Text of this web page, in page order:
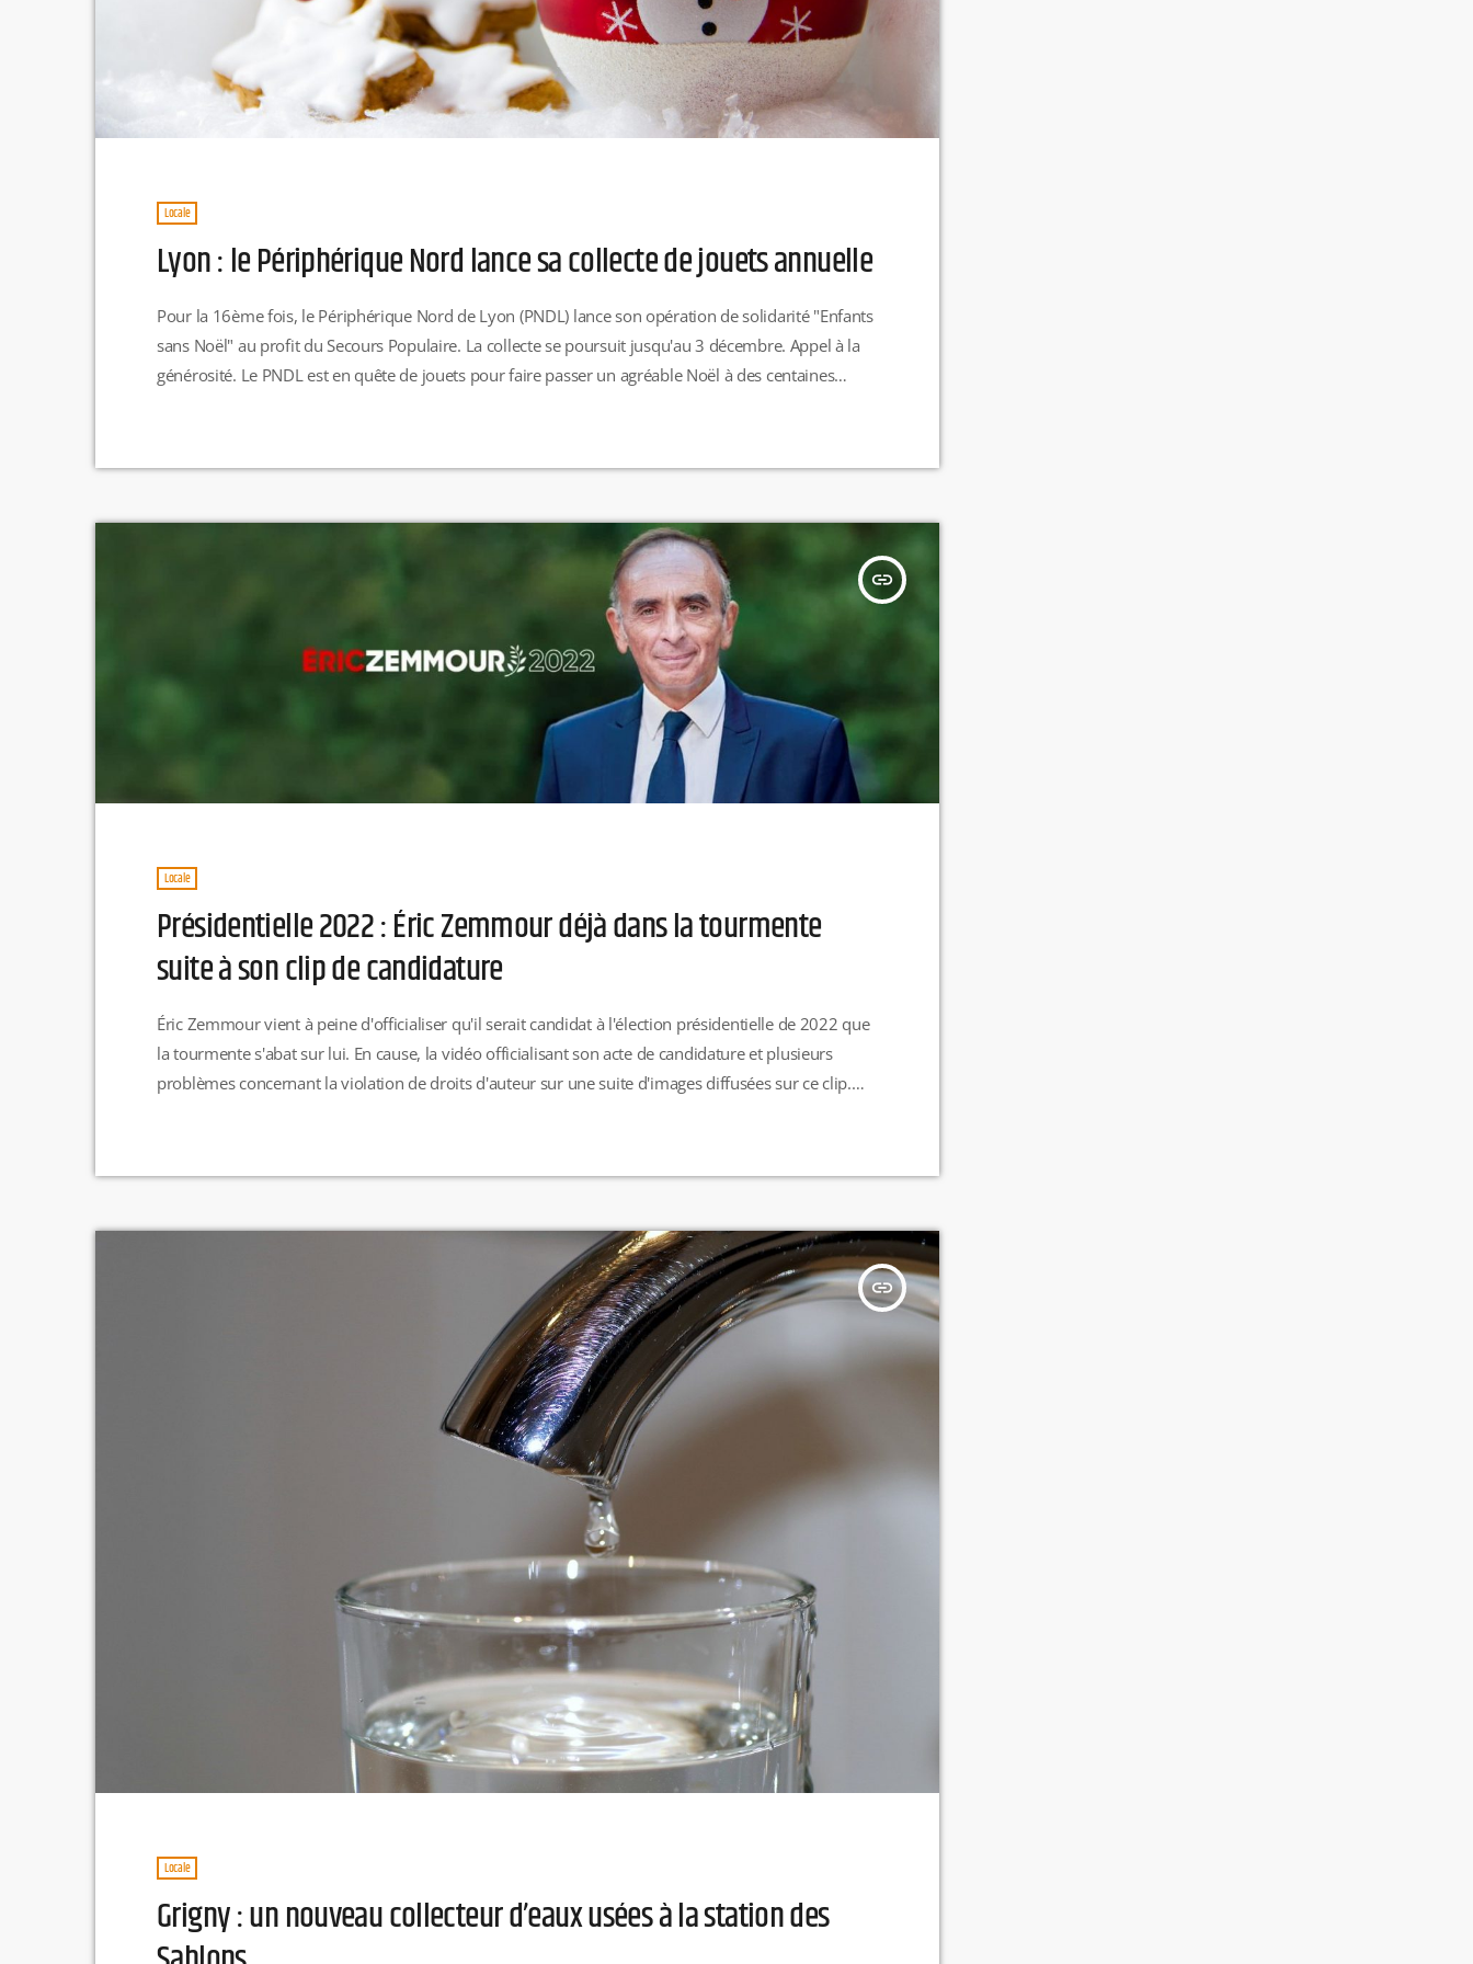
Locale
Lyon : le Périphérique Nord lance sa collecte de jouets annuelle
Pour la 16ème fois, le Périphérique Nord de Lyon (PNDL) lance son opération de solidarité "Enfants
sans Noël" au profit du Secours Populaire. La collecte se poursuit jusqu'au 3 décembre. Appel à la
générosité. Le PNDL est en quête de jouets pour faire passer un agréable Noël à des centaines
insert_link
Locale
Présidentielle 2022 : Éric Zemmour déjà dans la tourmente
suite à son clip de candidature
Éric Zemmour vient à peine d'officialiser qu'il serait candidat à l'élection présidentielle de 2022 que
la tourmente s'abat sur lui. En cause, la vidéo officialisant son acte de candidature et plusieurs
problèmes concernant la violation de droits d'auteur sur une suite d'images diffusées sur ce clip.
insert_link
Locale
Grigny : un nouveau collecteur d’eaux usées à la station des